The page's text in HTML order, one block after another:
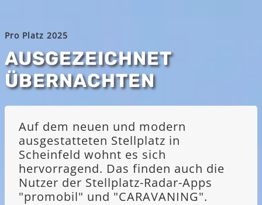
Pro Platz 2025
AUSGEZEICHNET
ÜBERNACHTEN
Auf dem neuen und modern
ausgestatteten Stellplatz in
Scheinfeld wohnt es sich
hervorragend. Das finden auch die
Nutzer der Stellplatz-Radar-Apps
"promobil" und "CARAVANING".